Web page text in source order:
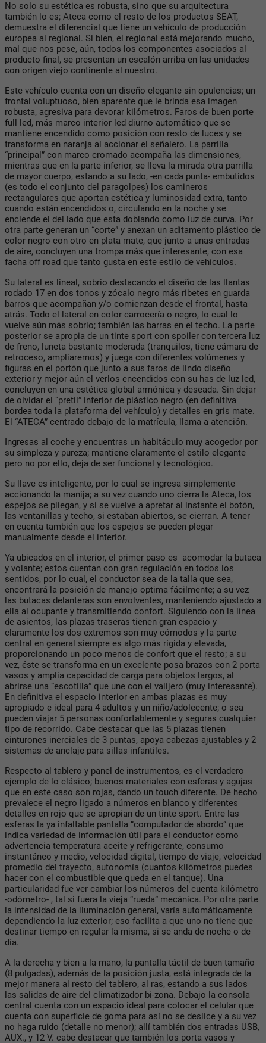
No solo su estética es robusta, sino que su arquitectura
también lo es; Ateca como el resto de los productos SEAT,
demuestra el diferencial que tiene un vehículo de producción
europea al regional. Si bien, el regional está mejorando mucho,
mal que nos pese, aún, todos los componentes asociados al
producto final, se presentan un escalón arriba en las unidades
con origen viejo continente al nuestro.
Este vehículo cuenta con un diseño elegante sin opulencias; un
frontal voluptuoso, bien aparente que le brinda esa imagen
robusta, agresiva para devorar kilómetros. Faros de buen porte
full led, más marco interior led diurno automático que se
mantiene encendido como posición con resto de luces y se
transforma en naranja al accionar el señalero. La parrilla
“principal” con marco cromado acompaña las dimensiones,
mientras que en la parte inferior, se lleva la mirada otra parrilla
de mayor cuerpo, estando a su lado, -en cada punta- embutidos
(es todo el conjunto del paragolpes) los camineros
rectangulares que aportan estética y luminosidad extra, tanto
cuando están encendidos o, circulando en la noche y se
enciende el del lado que esta doblando como luz de curva. Por
otra parte generan un “corte” y anexan un aditamento plástico de
color negro con otro en plata mate, que junto a unas entradas
de aire, concluyen una trompa más que interesante, con esa
facha off road que tanto gusta en este estilo de vehículos.
Su lateral es lineal, sobrio destacando el diseño de las llantas
rodado 17 en dos tonos y zócalo negro más ribetes en guarda
barros que acompañan y/o comienzan desde el frontal, hasta
atrás. Todo el lateral en color carrocería o negro, lo cual lo
vuelve aún más sobrio; también las barras en el techo. La parte
posterior se apropia de un tinte sport con spoiler con tercera luz
de freno, luneta bastante moderada (tranquilos, tiene cámara de
retroceso, ampliaremos) y juega con diferentes volúmenes y
figuras en el portón que junto a sus faros de lindo diseño
exterior y mejor aún el verlos encendidos con su has de luz led,
concluyen en una estética global armónica y deseada. Sin dejar
de olvidar el “pretil” inferior de plástico negro (en definitiva
bordea toda la plataforma del vehículo) y detalles en gris mate.
El “ATECA” centrado debajo de la matrícula, llama a atención.
Ingresas al coche y encuentras un habitáculo muy acogedor por
su simpleza y pureza; mantiene claramente el estilo elegante
pero no por ello, deja de ser funcional y tecnológico.
Su llave es inteligente, por lo cual se ingresa simplemente
accionando la manija; a su vez cuando uno cierra la Ateca, los
espejos se pliegan, y si se vuelve a apretar al instante el botón,
las ventanillas y techo, si estaban abiertos, se cierran. A tener
en cuenta también que los espejos se pueden plegar
manualmente desde el interior.
Ya ubicados en el interior, el primer paso es acomodar la butaca
y volante; estos cuentan con gran regulación en todos los
sentidos, por lo cual, el conductor sea de la talla que sea,
encontrará la posición de manejo optima fácilmente; a su vez
las butacas delanteras son envolventes, manteniendo ajustado a
ella al ocupante y transmitiendo confort. Siguiendo con la línea
de asientos, las plazas traseras tienen gran espacio y
claramente los dos extremos son muy cómodos y la parte
central en general siempre es algo más rígida y elevada,
proporcionando un poco menos de confort que el resto; a su
vez, éste se transforma en un excelente posa brazos con 2 porta
vasos y amplia capacidad de carga para objetos largos, al
abrirse una “escotilla” que une con el valijero (muy interesante).
En definitiva el espacio interior en ambas plazas es muy
apropiado e ideal para 4 adultos y un niño/adolecente; o sea
pueden viajar 5 personas confortablemente y seguras cualquier
tipo de recorrido. Cabe destacar que las 5 plazas tienen
cinturones inerciales de 3 puntas, apoya cabezas ajustables y 2
sistemas de anclaje para sillas infantiles.
Respecto al tablero y panel de instrumentos, es el verdadero
ejemplo de lo clásico; buenos materiales con esferas y agujas
que en este caso son rojas, dando un touch diferente. De hecho
prevalece el negro ligado a números en blanco y diferentes
detalles en rojo que se apropian de un tinte sport. Entre las
esferas la ya infaltable pantalla “computador de abordo” que
indica variedad de información útil para el conductor como
advertencia temperatura aceite y refrigerante, consumo
instantáneo y medio, velocidad digital, tiempo de viaje, velocidad
promedio del trayecto, autonomía (cuantos kilómetros puedes
hacer con el combustible que queda en el tanque). Una
particularidad fue ver cambiar los números del cuenta kilómetro
-odómetro- , tal si fuera la vieja “rueda” mecánica. Por otra parte
la intensidad de la iluminación general, varía automáticamente
dependiendo la luz exterior; eso facilita a que uno no tiene que
destinar tiempo en regular la misma, si se anda de noche o de
día.
A la derecha y bien a la mano, la pantalla táctil de buen tamaño
(8 pulgadas), además de la posición justa, está integrada de la
mejor manera al resto del tablero, al ras, estando a sus lados
las salidas de aire del climatizador bi-zona. Debajo la consola
central cuenta con un espacio ideal para colocar el celular que
cuenta con superficie de goma para así no se deslice y a su vez
no haga ruido (detalle no menor); allí también dos entradas USB,
AUX., y 12 V. cabe destacar que también los porta vasos y